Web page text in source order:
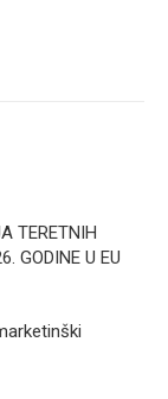
TERETNIH
GODINE U EU